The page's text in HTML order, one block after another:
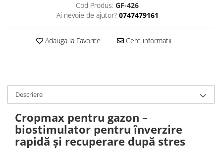
Cod Produs: GF-426
Ai nevoie de ajutor? 0747479161
Adauga la Favorite Cere informatii
Descriere
Cropmax pentru gazon –
biostimulator pentru înverzire
rapidă și recuperare după stres